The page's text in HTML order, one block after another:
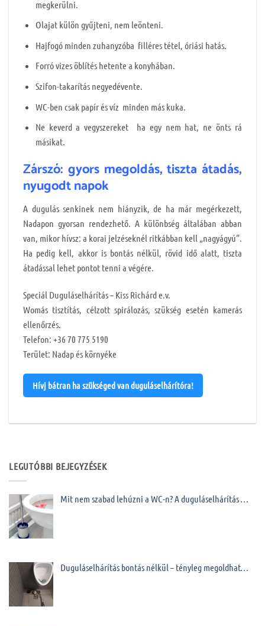
megkerülni.
Olajat külön gyűjteni, nem leönteni.
Hajfogó minden zuhanyzóba filléres tétel, óriási hatás.
Forró vizes öblítés hetente a konyhában.
Szifon-takarítás negyedévente.
WC-ben csak papír és víz minden más kuka.
Ne keverd a vegyszereket ha egy nem hat, ne önts rá
másikat.
Zárszó: gyors megoldás, tiszta átadás,
nyugodt napok
A dugulás senkinek nem hiányzik, de ha már megérkezett,
Nadapon gyorsan rendezhető. A különbség általában abban
van, mikor hívsz: a korai jelzéseknél ritkábban kell „nagyágyú”.
Ha pedig kell, akkor is bontás nélkül, rövid idő alatt, tiszta
átadással lehet pontot tenni a végére.
Speciál Duguláselhárítás – Kiss Richárd e.v.
Womás tisztítás, célzott spirálozás, szükség esetén kamerás
ellenőrzés.
Telefon: +36 70 775 5190
Terület: Nadap és környéke
Hívj bátran ha szükséged van duguláselhárítóra!
LEGUTÓBBI BEJEGYZÉSEK
Mit nem szabad lehúzni a WC-n? A duguláselhárítás …
Duguláselhárítás bontás nélkül – tényleg megoldhat…